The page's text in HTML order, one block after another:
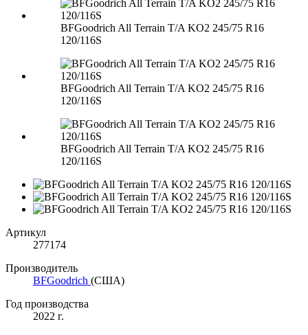
BFGoodrich All Terrain T/A KO2 245/75 R16
120/116S
BFGoodrich All Terrain T/A KO2 245/75 R16
120/116S
BFGoodrich All Terrain T/A KO2 245/75 R16
120/116S
Артикул
277174
Производитель
BFGoodrich (США)
Год производства
2022 г.